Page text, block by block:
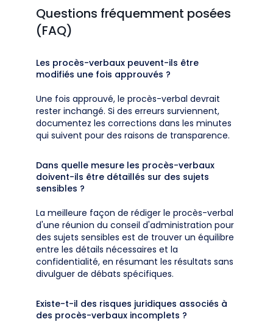
Questions fréquemment posées
(FAQ)
Les procès-verbaux peuvent-ils être
modifiés une fois approuvés ?
Une fois approuvé, le procès-verbal devrait
rester inchangé. Si des erreurs surviennent,
documentez les corrections dans les minutes
qui suivent pour des raisons de transparence.
Dans quelle mesure les procès-verbaux
doivent-ils être détaillés sur des sujets
sensibles ?
La meilleure façon de rédiger le procès-verbal
d'une réunion du conseil d'administration pour
des sujets sensibles est de trouver un équilibre
entre les détails nécessaires et la
confidentialité, en résumant les résultats sans
divulguer de débats spécifiques.
Existe-t-il des risques juridiques associés à
des procès-verbaux incomplets ?